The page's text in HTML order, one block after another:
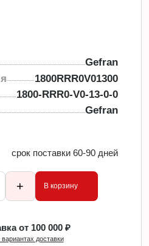
Gefran
1800RRR0V01300
1800-RRR0-V0-13-0-0
Gefran
срок поставки 60-90 дней
+ В корзину
от 100 000 ₽
доставки